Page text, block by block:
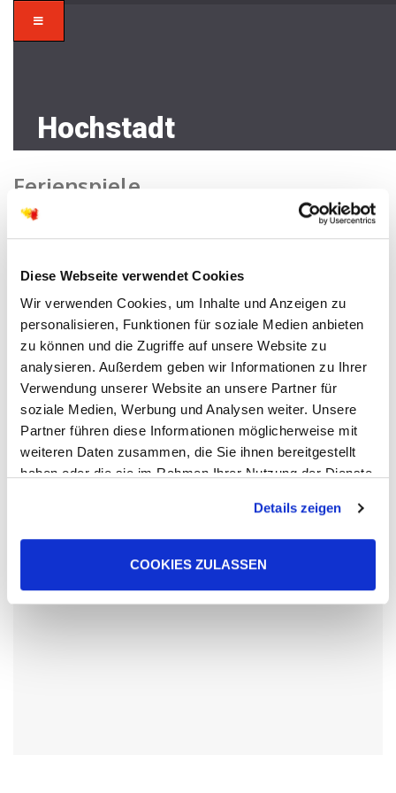
Diese Webseite verwendet Cookies
Wir verwenden Cookies, um Inhalte und Anzeigen zu
personalisieren, Funktionen für soziale Medien anbieten
zu können und die Zugriffe auf unsere Website zu
analysieren. Außerdem geben wir Informationen zu Ihrer
Verwendung unserer Website an unsere Partner für
soziale Medien, Werbung und Analysen weiter. Unsere
Partner führen diese Informationen möglicherweise mit
weiteren Daten zusammen, die Sie ihnen bereitgestellt
haben oder die sie im Rahmen Ihrer Nutzung der Dienste
Cookies, wenn Sie unsere Webseite weiterhin nutzen.
Details zeigen
COOKIES ZULASSEN
Hochstadt
Ferienspiele
Home
Lorem ipsum
I am text block. Click edit button to change this text.
Lorem ipsum dolor sit amet, consectetur adipiscing elit.
Ut elit tellus, luctus nec ullamcorper mattis, pulvinar
dapibus leo.